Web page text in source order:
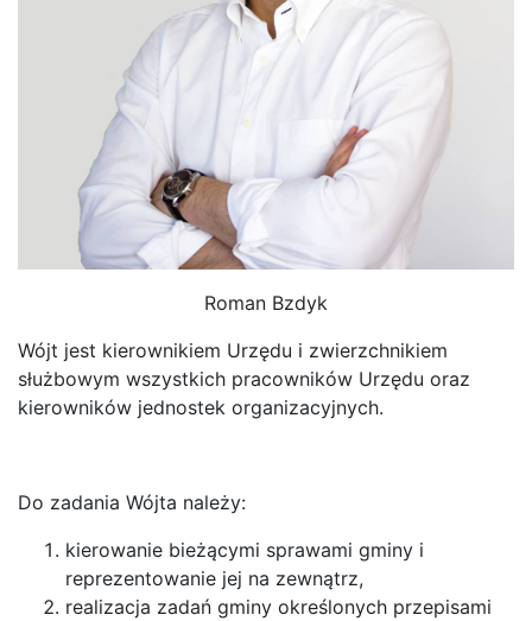
Roman Bzdyk
Wójt jest kierownikiem Urzędu i zwierzchnikiem
służbowym wszystkich pracowników Urzędu oraz
kierowników jednostek organizacyjnych.
Do zadania Wójta należy:
kierowanie bieżącymi sprawami gminy i
reprezentowanie jej na zewnątrz,
realizacja zadań gminy określonych przepisami